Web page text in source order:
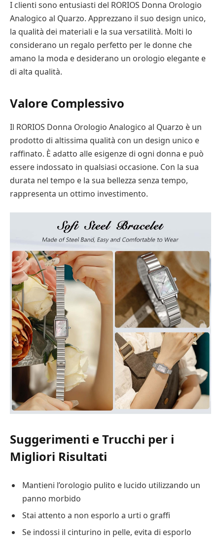
I clienti sono entusiasti del RORIOS Donna Orologio
Analogico al Quarzo. Apprezzano il suo design unico,
la qualità dei materiali e la sua versatilità. Molti lo
considerano un regalo perfetto per le donne che
amano la moda e desiderano un orologio elegante e
di alta qualità.
Valore Complessivo
Il RORIOS Donna Orologio Analogico al Quarzo è un
prodotto di altissima qualità con un design unico e
raffinato. È adatto alle esigenze di ogni donna e può
essere indossato in qualsiasi occasione. Con la sua
durata nel tempo e la sua bellezza senza tempo,
rappresenta un ottimo investimento.
Suggerimenti e Trucchi per i
Migliori Risultati
Mantieni l’orologio pulito e lucido utilizzando un
panno morbido
Stai attento a non esporlo a urti o graffi
Se indossi il cinturino in pelle, evita di esporlo